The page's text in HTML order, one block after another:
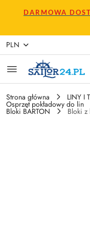
Przejdź do treści
Przejdź do
Przejdź do moje
Przejdź do menu
Przejdź do
Przejdź do stopki
DARMOWA
PLN
Strona główna LINY I
Osprzęt pokładowy do lin
Bloki BARTON Bloki z